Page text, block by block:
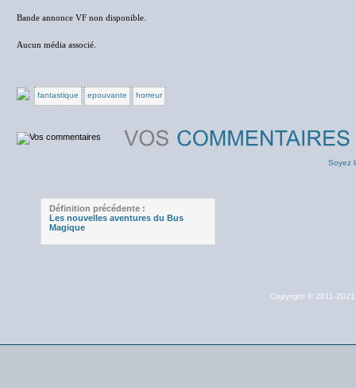
Bande annonce VF non disponible.
Aucun média associé.
fantastique epouvante horreur
Soyez
Définition précédente :
Les nouvelles aventures du Bus
Magique
Copyright © 2011-